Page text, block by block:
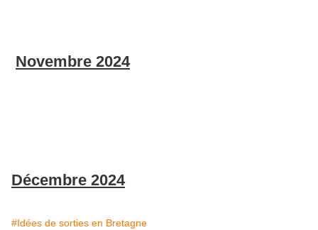
Novembre 2024
Décembre 2024
#Idées de sorties en Bretagne